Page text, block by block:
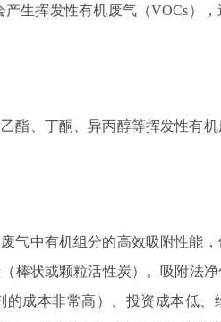
生挥发性有机废气（VOCs）
酯、丁酮、异丙醇等挥发性有
气中有机组分的高效吸附性能
棒状或颗粒活性炭）。吸附法净
成本非常高）、投资成本低